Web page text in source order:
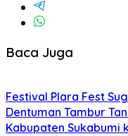
Baca Juga
Festival Plara Fest
Dentuman Tambur
Kabupaten Sukabumi